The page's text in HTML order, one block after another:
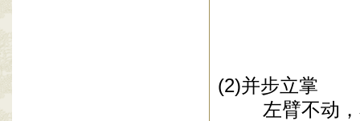
(2)并步立掌
左臂不动，右